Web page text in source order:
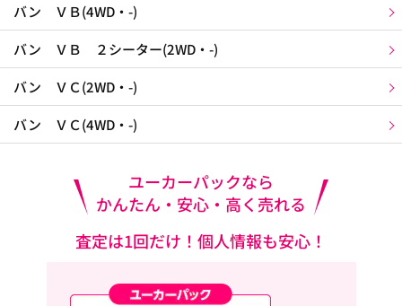
バン ＶＢ(4WD・-)
バン ＶＢ ２シーター(2WD・-)
バン ＶＣ(2WD・-)
バン ＶＣ(4WD・-)
ユーカーパックなら
かんたん・安心・高く売れる
査定は1回だけ！個人情報も安心！